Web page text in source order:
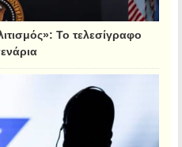
Το τελεσίγραφο